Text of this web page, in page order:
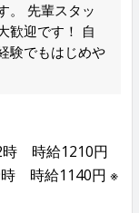
。 先輩スタッ
歓迎です！ 自
験でもはじめや
時 時給1210円
時 時給1140円 ※